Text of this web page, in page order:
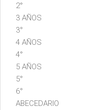
2°
3 AÑOS
3°
4 AÑOS
4°
5 AÑOS
5°
6°
ABECEDARIO